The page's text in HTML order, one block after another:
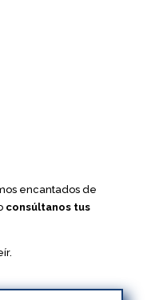
encantados de
consúltanos tus